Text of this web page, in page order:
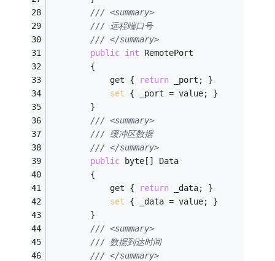
/// <summary>
/// 远程端口号
/// </summary>
public int RemotePort
        {
            get {
return _port; }
set { _port = value; }
        }
/// <summary>
/// 缓冲区数据
/// </summary>
public byte[] Data
        {
            get {
return _data; }
set { _data = value; }
        }
/// <summary>
/// 数据到达时间
/// </summary>